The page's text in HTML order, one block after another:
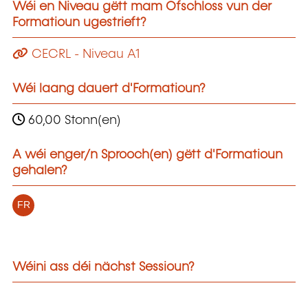
Wéi en Niveau gëtt mam Ofschloss vun der
Formatioun ugestrieft?
CECRL - Niveau A1
Wéi laang dauert d'Formatioun?
60,00 Stonn(en)
A wéi enger/n Sprooch(en) gëtt d'Formatioun
gehalen?
FR
Wéini ass déi nächst Sessioun?